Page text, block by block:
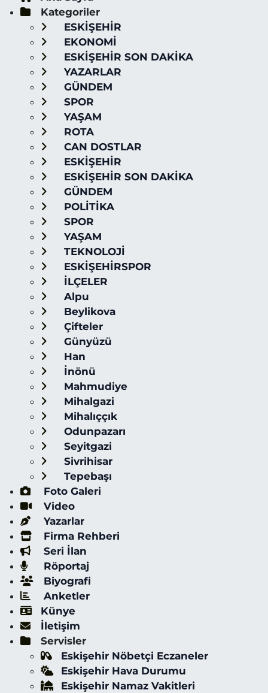
Kategoriler
ESKİŞEHİR
EKONOMİ
ESKİŞEHİR SON DAKİKA
YAZARLAR
GÜNDEM
SPOR
YAŞAM
ROTA
CAN DOSTLAR
ESKİŞEHİR
ESKİŞEHİR SON DAKİKA
GÜNDEM
POLİTİKA
SPOR
YAŞAM
TEKNOLOJİ
ESKİŞEHİRSPOR
İLÇELER
Alpu
Beylikova
Çifteler
Günyüzü
Han
İnönü
Mahmudiye
Mihalgazi
Mihalıççık
Odunpazarı
Seyitgazi
Sivrihisar
Tepebaşı
Foto Galeri
Video
Yazarlar
Firma Rehberi
Seri İlan
Röportaj
Biyografi
Anketler
Künye
İletişim
Servisler
Eskişehir Nöbetçi Eczaneler
Eskişehir Hava Durumu
Eskişehir Namaz Vakitleri